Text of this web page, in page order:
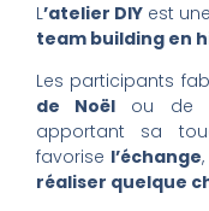
L’atelier DIYest
team building en
Les participants
de Noël ou de
apportant sa
favorise l’échange
réaliser quelque